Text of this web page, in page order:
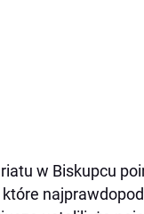
w Biskupcu